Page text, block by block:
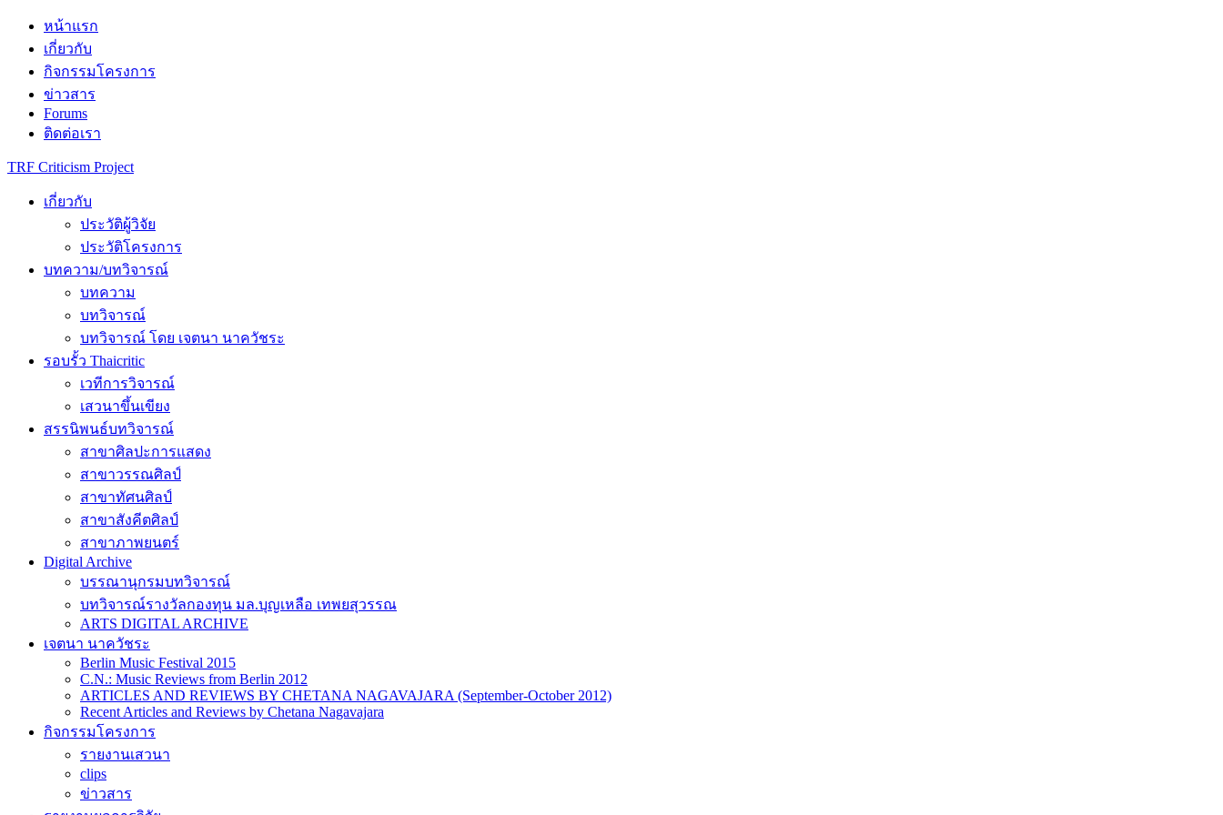
Skip
content
หน้าแรก
เกี่ยวกับ
กิจกรรมโครงการ
ข่าวสาร
Forums
ติดต่อเรา
TRF Criticism Project
เกี่ยวกับ
ประวัติผู้วิจัย
ประวัติโครงการ
บทความ/บทวิจารณ์
บทความ
บทวิจารณ์
บทวิจารณ์ โดย เจตนา นาควัชระ
รอบรั้ว Thaicritic
เวทีการวิจารณ์
เสวนาขึ้นเขียง
สรรนิพนธ์บทวิจารณ์
สาขาศิลปะการแสดง
สาขาวรรณศิลป์
สาขาทัศนศิลป์
สาขาสังคีตศิลป์
สาขาภาพยนตร์
Digital Archive
บรรณานุกรมบทวิจารณ์
บทวิจารณ์รางวัลกองทุน มล.บุญเหลือ เทพยสุวรรณ
ARTS DIGITAL ARCHIVE
เจตนา นาควัชระ
Berlin Music Festival 2015
C.N.: Music Reviews from Berlin 2012
ARTICLES AND REVIEWS BY CHETANA NAGAVAJARA (September-October 2012)
Recent Articles and Reviews by Chetana Nagavajara
กิจกรรมโครงการ
รายงานเสวนา
clips
ข่าวสาร